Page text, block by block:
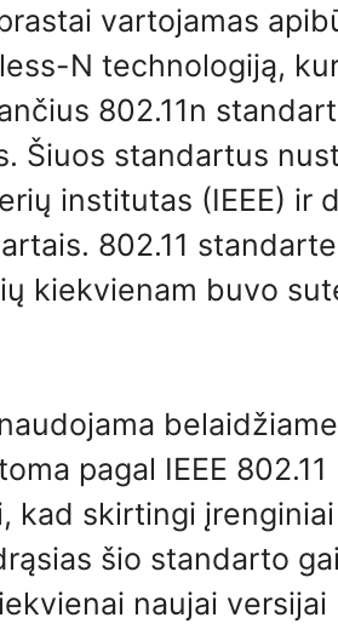
vartojamas
N technologiją,
802.11n
Šiuos standartus
institutas (IEEE) ir
802.11
kiekvienam buvo
pagal IEEE 802.11
kad skirtingi
šio standarto
naujai versijai